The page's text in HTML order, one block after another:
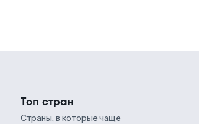
Топ стран
Страны, в которые чаще